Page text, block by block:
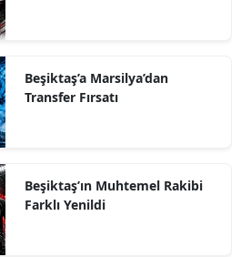
Beşiktaş’a Marsilya’dan
Transfer Fırsatı
Beşiktaş’ın Muhtemel Rakibi
Farklı Yenildi